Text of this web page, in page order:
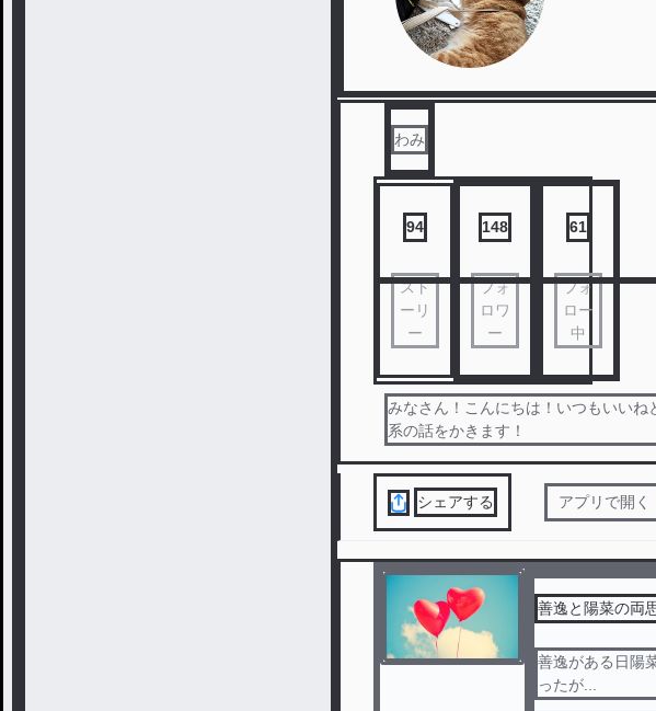
わみ
94
スト
ーリ
ー
148
フォ
ロワ
ー
61
フォ
ロー
中
みなさん！こんにちは！いつもいいね
系の話をかきます！
シェアする アプリで開く
善逸と陽菜の両
善逸がある日陽
ったが...